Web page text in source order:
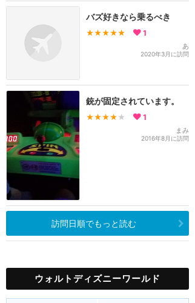
バズ好きなら乗るべき
★★★★★ 1
あ
2020年3月に訪問
銃が固定されています。
★★★★ ★ 1
まみ
2016年8月に訪問
訪問日順でもっと読む
ウォルトディズニーワールド